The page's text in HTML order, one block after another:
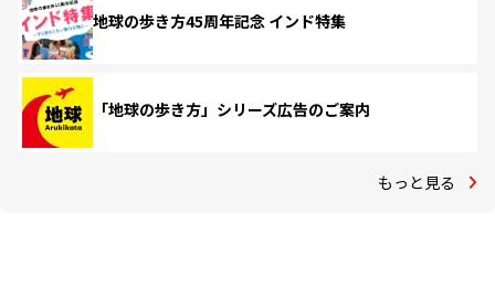
地球の歩き方45周年記念 インド特集
「地球の歩き方」シリーズ広告のご案内
もっと見る